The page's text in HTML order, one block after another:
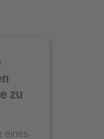
zu
eines